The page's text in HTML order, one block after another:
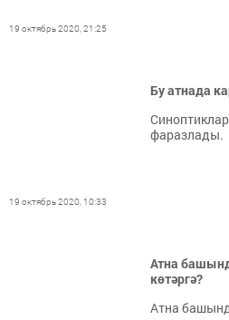
19 октябрь 2020, 21:25
Бу атнада
фаразлады.
19 октябрь 2020, 10:33
Атна
көтәргә?
Атна